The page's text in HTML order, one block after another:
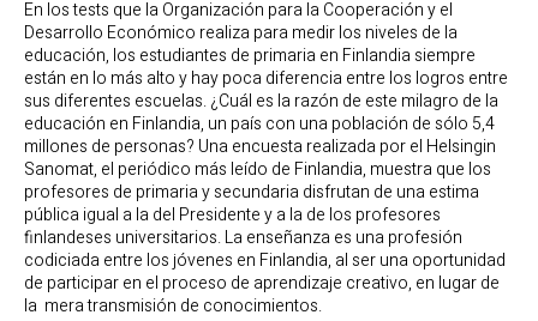
En los tests que la Organización para la Cooperación y el
Desarrollo Económico realiza para medir los niveles de la
educación, los estudiantes de primaria en Finlandia siempre
están en lo más alto y hay poca diferencia entre los logros entre
sus diferentes escuelas. ¿Cuál es la razón de este milagro de la
educación en Finlandia, un país con una población de sólo 5,4
millones de personas? Una encuesta realizada por el Helsingin
Sanomat, el periódico más leído de Finlandia, muestra que los
profesores de primaria y secundaria disfrutan de una estima
pública igual a la del Presidente y a la de los profesores
finlandeses universitarios. La enseñanza es una profesión
codiciada entre los jóvenes en Finlandia, al ser una oportunidad
de participar en el proceso de aprendizaje creativo, en lugar de
la mera transmisión de conocimientos.